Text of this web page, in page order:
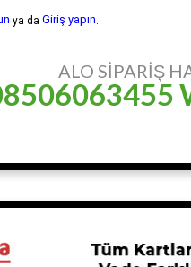
ya da Giriş yapın.
ALO SİPARİŞ